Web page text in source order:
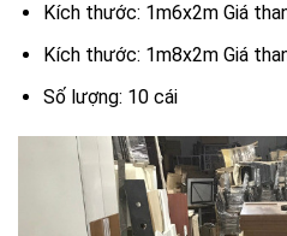
Kích thước: 1m6x2m Giá
Kích thước: 1m8x2m Giá
Số lượng: 10 cái